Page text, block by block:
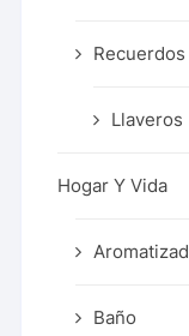
Recuerdos
Llaveros
Hogar Y Vida
Baño